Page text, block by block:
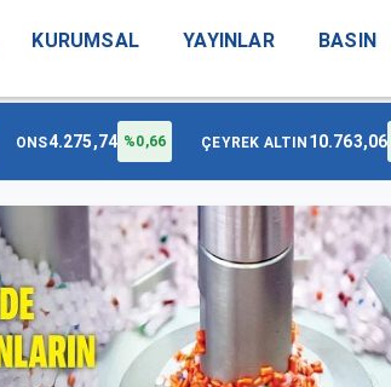
KURUMSAL YAYINLAR BASIN
ONS4.275,74 %0,66 ÇEYREK ALTIN 10.763,06